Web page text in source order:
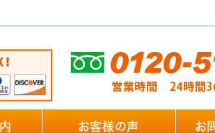
お客様の声 お